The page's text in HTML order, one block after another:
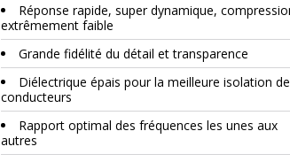
Réponse rapide, super dynamique,
extrêmement faible
Grande fidélité du détail et transparence
Diélectrique épais pour la meilleure isolation
conducteurs
Rapport optimal des fréquences les unes aux
autres